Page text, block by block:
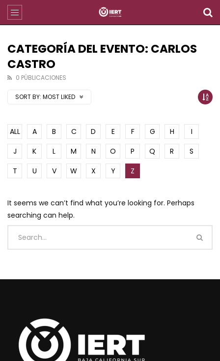
CATEGORÍA DEL EVENTO: CARLOS
CASTRO
0 PÚBLICACIONES
SORT BY: MOST LIKED
ALL A B C D E F G H
I
J
K L M N O P Q R
S
T
U V W X Y Z
It seems we can’t find what you’re looking for. Perhaps
searching can help.